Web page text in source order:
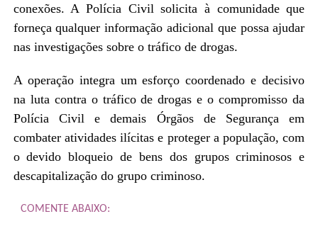
conexões. A Polícia Civil solicita à comunidade que
forneça qualquer informação adicional que possa ajudar
nas investigações sobre o tráfico de drogas.
A operação integra um esforço coordenado e decisivo
na luta contra o tráfico de drogas e o compromisso da
Polícia Civil e demais Órgãos de Segurança em
combater atividades ilícitas e proteger a população, com
o devido bloqueio de bens dos grupos criminosos e
descapitalização do grupo criminoso.
COMENTE ABAIXO: